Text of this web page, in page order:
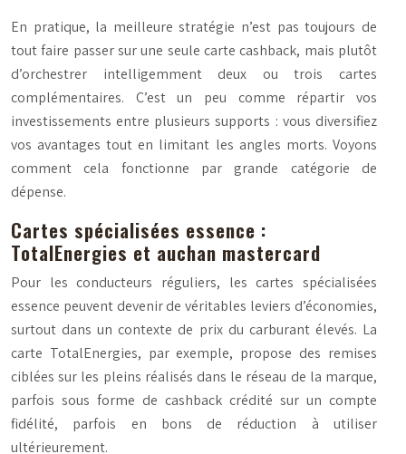
En pratique, la meilleure stratégie n’est pas toujours de
tout faire passer sur une seule carte cashback, mais plutôt
d’orchestrer intelligemment deux ou trois cartes
complémentaires. C’est un peu comme répartir vos
investissements entre plusieurs supports : vous diversifiez
vos avantages tout en limitant les angles morts. Voyons
comment cela fonctionne par grande catégorie de
dépense.
Cartes spécialisées essence :
TotalEnergies et auchan mastercard
Pour les conducteurs réguliers, les cartes spécialisées
essence peuvent devenir de véritables leviers d’économies,
surtout dans un contexte de prix du carburant élevés. La
carte TotalEnergies, par exemple, propose des remises
ciblées sur les pleins réalisés dans le réseau de la marque,
parfois sous forme de cashback crédité sur un compte
fidélité, parfois en bons de réduction à utiliser
ultérieurement.